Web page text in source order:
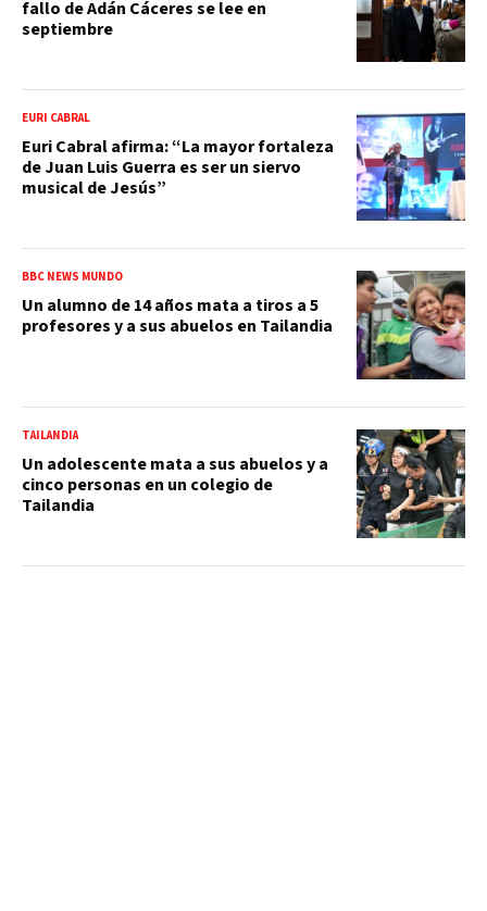
fallo de Adán Cáceres se lee en
septiembre
EURI CABRAL
Euri Cabral afirma: “La mayor fortaleza
de Juan Luis Guerra es ser un siervo
musical de Jesús”
BBC NEWS MUNDO
Un alumno de 14 años mata a tiros a 5
profesores y a sus abuelos en Tailandia
TAILANDIA
Un adolescente mata a sus abuelos y a
cinco personas en un colegio de
Tailandia